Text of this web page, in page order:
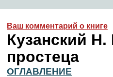
Ваш комментарий о книге
Кузанский Н.
простеца
ОГЛАВЛЕНИЕ